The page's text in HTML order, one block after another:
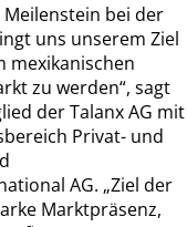
bei der
uns unserem Ziel
mexikanischen
zu werden“, sagt
der Talanx AG mit
Privat- und
AG. „Ziel der
Marktpräsenz,